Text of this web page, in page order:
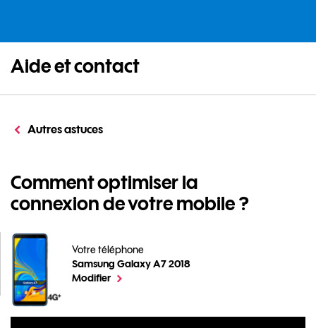
Aide et contact
Autres astuces
Comment optimiser la
connexion de votre mobile ?
Votre téléphone
Samsung Galaxy A7 2018
Comment optimiser la connexion de votre mobile ?
Modifierle téléphone sélectionné